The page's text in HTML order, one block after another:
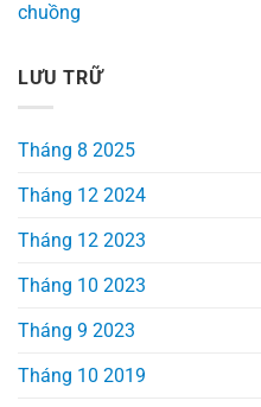
chuồng
LƯU TRỮ
Tháng 8 2025
Tháng 12 2024
Tháng 12 2023
Tháng 10 2023
Tháng 9 2023
Tháng 10 2019